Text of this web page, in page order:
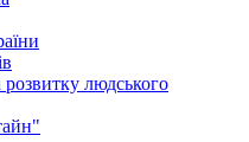
людського